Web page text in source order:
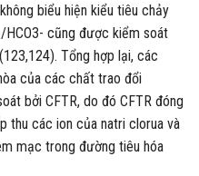
biểu hiện kiểu tiêu chảy
cũng được kiểm soát
Tổng hợp lại, các
của các chất trao đổi
bởi CFTR, do đó CFTR đóng
thu các ion của natri clorua và
mạc trong đường tiêu hóa